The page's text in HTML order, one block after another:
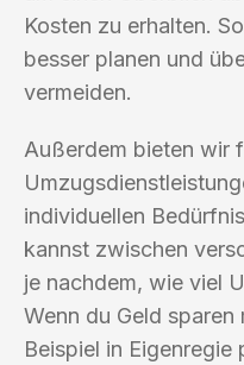
Kosten zu erhalten.
besser planen und
vermeiden.
Außerdem bieten wir
individuellen
kannst zwischen
je nachdem, wie viel
Wenn du Geld
Beispiel in Eigenregie